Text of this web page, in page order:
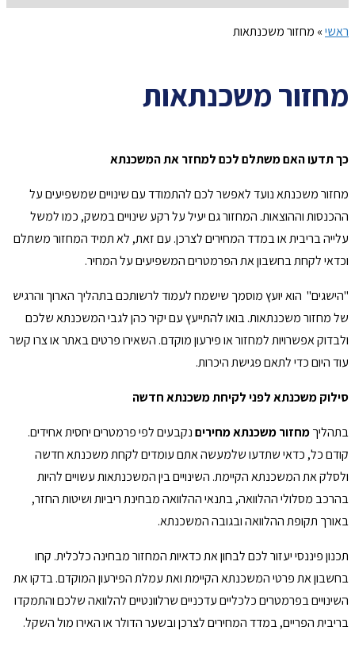
ראשי» מחזור משכנתאות
מחזור משכנתאות
כך תדעו האם משתלם לכם למחזר את המשכנתא
מחזור משכנתא נועד לאפשר לכם להתמודד עם שינויים שמשפיעים על
ההכנסות וההוצאות. המחזור גם יעיל על רקע שינויים במשק, כמו למשל
עלייה בריבית או במדד המחירים לצרכן. עם זאת, לא תמיד המחזור משתלם
וכדאי לקחת בחשבון את הפרמטרים המשפיעים על המחיר.
"הישגים" הוא יועץ מוסמך שישמח לעמוד לרשותכם בתהליך הארוך והרגיש
של מחזור משכנתאות. בואו להתייעץ עם יקיר כהן לגבי המשכנתא שלכם
ולבדוק אפשרויות למחזור או פירעון מוקדם. השאירו פרטים באתר או צרו קשר
עוד היום כדי לתאם פגישת היכרות.
סילוק משכנתא לפני לקיחת משכנתא חדשה
בתהליךמחזור משכנתא מחיריםנקבעים לפי פרמטרים יחסית אחידים.
קודם כל, כדאי שתדעו שלמעשה אתם עומדים לקחת משכנתא חדשה
ולסלק את המשכנתא הקיימת. השינויים בין המשכנתאות עשויים להיות
בהרכב מסלולי ההלוואה, בתנאי ההלוואה מבחינת ריביות ושיטות החזר,
באורך תקופת ההלוואה ובגובה המשכנתא.
תכנון פיננסי יעזור לכם לבחון את כדאיות המחזור מבחינה כלכלית. קחו
בחשבון את פרטי המשכנתא הקיימת ואת עמלת הפירעון המוקדם. בדקו את
השינויים בפרמטרים כלכליים עדכניים שרלוונטיים להלוואה שלכם והתמקדו
בריבית הפריים, במדד המחירים לצרכן ובשער הדולר או האירו מול השקל.